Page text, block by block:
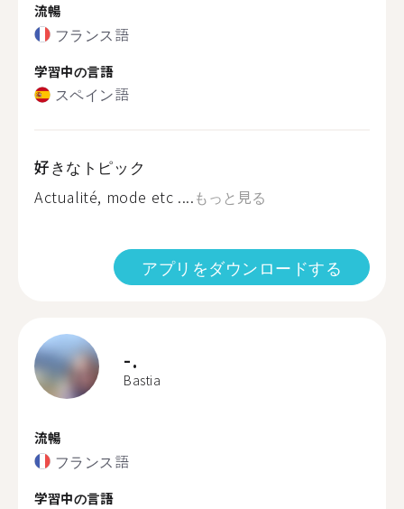
流暢
フランス語
学習中の言語
スペイン語
好きなトピック
Actualité, mode etc ....もっと見る
アプリをダウンロードする
-.
Bastia
流暢
フランス語
学習中の言語